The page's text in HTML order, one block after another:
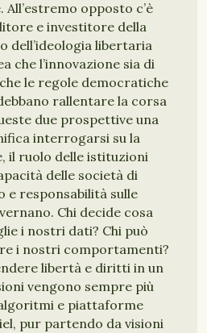
opposto c’è
e investitore della
dell’ideologia libertaria
che l’innovazione sia di
le regole democratiche
rallentare la corsa
due prospettive una
interrogarsi su la
il ruolo delle istituzioni
delle società di
responsabilità sulle
Chi decide cosa
i nostri dati? Chi può
i nostri comportamenti?
libertà e diritti in un
vengono sempre più
e piattaforme
pur partendo da visioni